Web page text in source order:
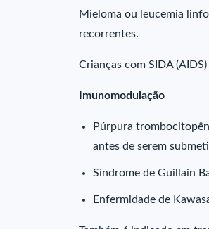
Mieloma ou leucemia
recorrentes.
Crianças com SIDA
Imunomodulação
Púrpura
antes de serem
Síndrome de Guillain
Enfermidade de